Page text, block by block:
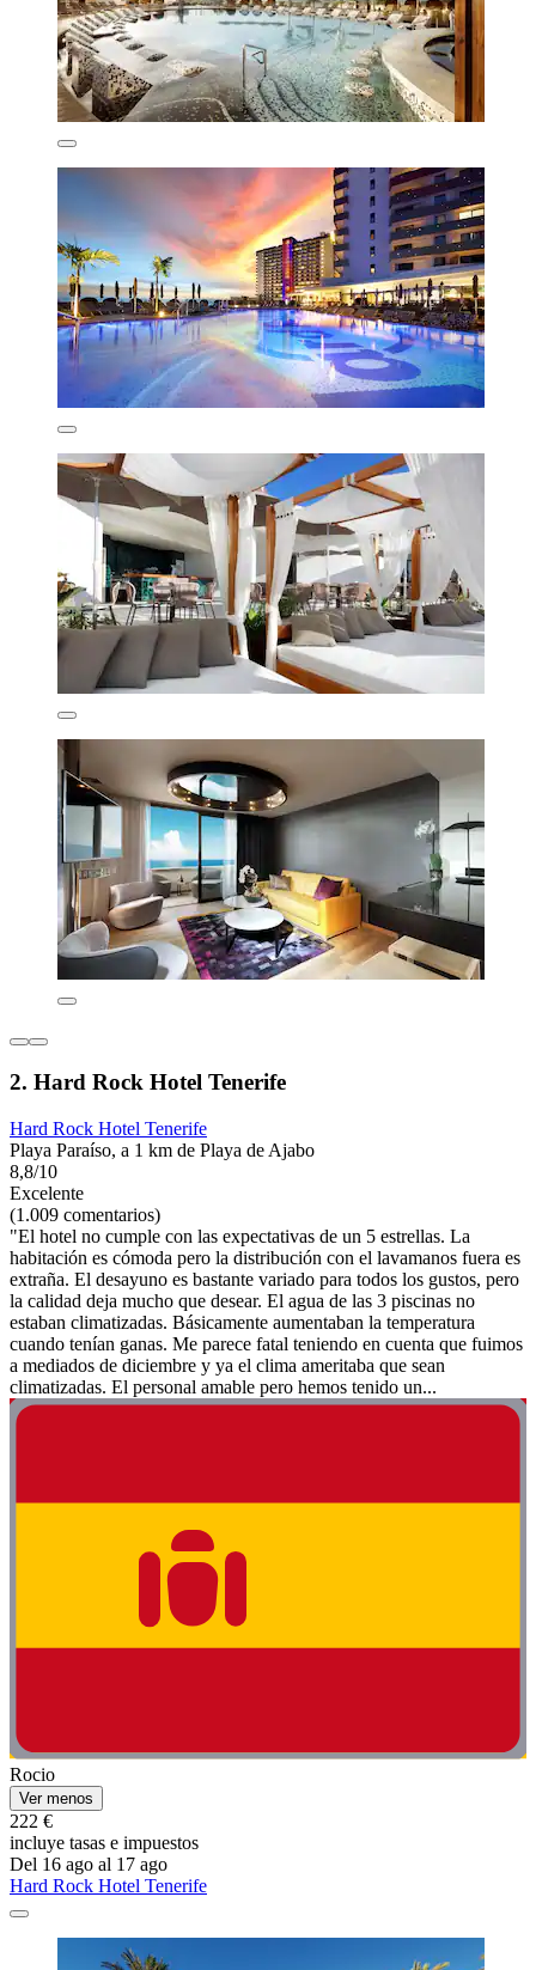
2. Hard Rock Hotel Tenerife
Hard Rock Hotel Tenerife
Playa Paraíso, a 1 km de Playa de Ajabo
8,8/10
Excelente
(1.009 comentarios)
"El hotel no cumple con las expectativas de un 5 estrellas. La
habitación es cómoda pero la distribución con el lavamanos fuera es
extraña. El desayuno es bastante variado para todos los gustos, pero
la calidad deja mucho que desear. El agua de las 3 piscinas no
estaban climatizadas. Básicamente aumentaban la temperatura
cuando tenían ganas. Me parece fatal teniendo en cuenta que fuimos
a mediados de diciembre y ya el clima ameritaba que sean
climatizadas. El personal amable pero hemos tenido un...
Rocio
Ver menos
222 €
incluye tasas e impuestos
Del 16 ago al 17 ago
Hard Rock Hotel Tenerife